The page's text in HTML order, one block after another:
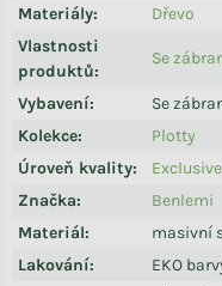
Materiály:
Dřevo
Vlastnosti
produktů:
Se
Vybavení:
Se
Kolekce:
Plotty
Úroveň kvality:
Exclusive
Značka:
Benlemi
Materiál:
masivní
Lakování:
EKO